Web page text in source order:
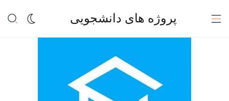
پروژه های دانشجویی